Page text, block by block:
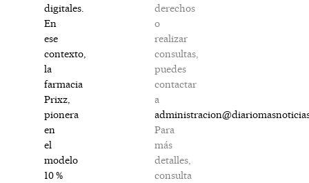
digitales.
En
ese
contexto,
la
farmacia
Prixz,
pionera
en
el
modelo
10 %
derechos
o
realizar
consultas,
puedes
contactar
a
Para
más
detalles,
consulta